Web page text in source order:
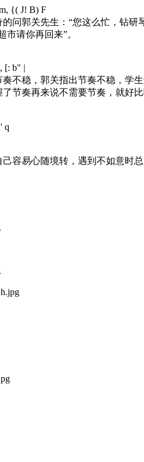
{( J! B) F
问郭关先生：“您这么忙，钻
市请你再回来”。
[: b" |
不稳，郭关指出节奏不稳，学
节奏再来说不需要节奏，就好
q
容易心随境转，遇到不如意时